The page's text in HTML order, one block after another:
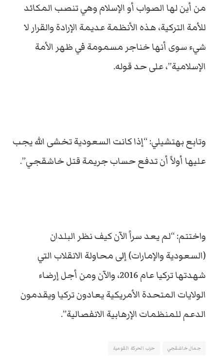
من أين لها الصواب أو الإسلام وهي تنصب المكائد
للأمة التركية، هذه الأنظمة عديمة الإرادة والقرار لا
شيء سوى أنها خناجر مسمومة في ظهر الأمة
الإسلامية”، على حد قوله.
وتابع بهتشيلي: “إذا كانت السعودية تخشى الله يجب
عليها أولاً أن تدفع حساب جريمة قتل خاشقجي”.
واختتم: “لم يعد سراً الآن كيف نظر البلدان
(السعودية والإمارات) إلى محاولة الانقلاب التي
شهدتها تركيا عام 2016، والآن ومن أجل إرضاء
الولايات المتحدة الأمريكية يعادون تركيا ويقدمون
الدعم للمنظمات الإرهابية الانفصالية”.
جمال خاشقجي حزب الحركة القومية